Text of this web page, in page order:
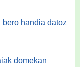
handia datoz
domekan